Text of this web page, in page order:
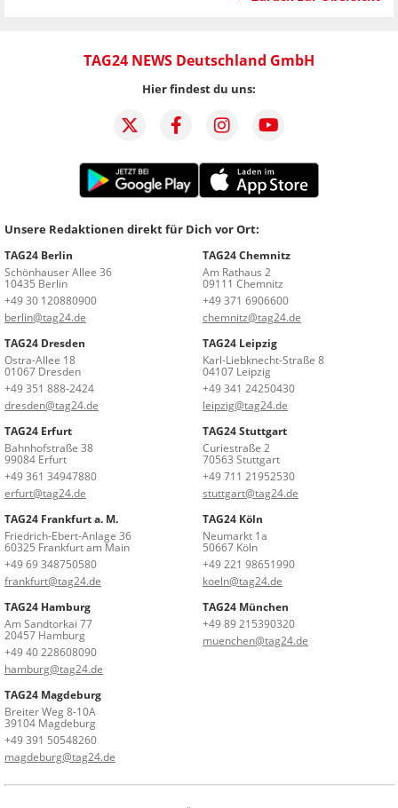
TAG24 NEWS Deutschland GmbH
Hier findest du uns:
Unsere Redaktionen direkt für Dich vor Ort:
TAG24 Berlin
Schönhauser Allee 36
10435 Berlin
+49 30 120880900
berlin@tag24.de
TAG24 Chemnitz
Am Rathaus 2
09111 Chemnitz
+49 371 6906600
chemnitz@tag24.de
TAG24 Dresden
Ostra-Allee 18
01067 Dresden
+49 351 888-2424
dresden@tag24.de
TAG24 Leipzig
Karl-Liebknecht-Straße 8
04107 Leipzig
+49 341 24250430
leipzig@tag24.de
TAG24 Erfurt
Bahnhofstraße 38
99084 Erfurt
+49 361 34947880
erfurt@tag24.de
TAG24 Stuttgart
Curiestraße 2
70563 Stuttgart
+49 711 21952530
stuttgart@tag24.de
TAG24 Frankfurt a. M.
Friedrich-Ebert-Anlage 36
60325 Frankfurt am Main
+49 69 348750580
frankfurt@tag24.de
TAG24 Köln
Neumarkt 1a
50667 Köln
+49 221 98651990
koeln@tag24.de
TAG24 Hamburg
Am Sandtorkai 77
20457 Hamburg
+49 40 228608090
hamburg@tag24.de
TAG24 München
+49 89 215390320
muenchen@tag24.de
TAG24 Magdeburg
Breiter Weg 8-10A
39104 Magdeburg
+49 391 50548260
magdeburg@tag24.de